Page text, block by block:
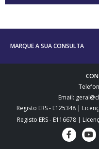
MARQUE A SUA CONSULTA
Email:
Registo ERS - E125348 |
Registo ERS - E116678 |